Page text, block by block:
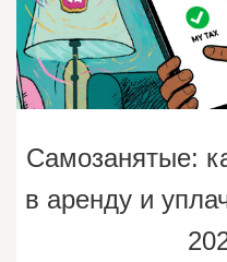
Самозанятые:
в аренду и